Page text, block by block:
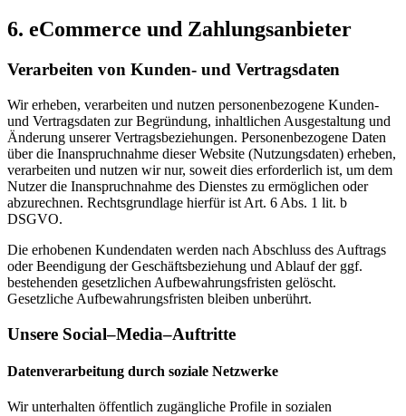
6. eCommerce und Zahlungs­anbieter
Verarbeiten von Kunden- und Vertragsdaten
Wir erheben, verarbeiten und nutzen personenbezogene Kunden-
und Vertragsdaten zur Begründung, inhaltlichen Ausgestaltung und
Änderung unserer Vertragsbeziehungen. Personenbezogene Daten
über die Inanspruchnahme dieser Website (Nutzungsdaten) erheben,
verarbeiten und nutzen wir nur, soweit dies erforderlich ist, um dem
Nutzer die Inanspruchnahme des Dienstes zu ermöglichen oder
abzurechnen. Rechtsgrundlage hierfür ist Art. 6 Abs. 1 lit. b
DSGVO.
Die erhobenen Kundendaten werden nach Abschluss des Auftrags
oder Beendigung der Geschäftsbeziehung und Ablauf der ggf.
bestehenden gesetzlichen Aufbewahrungsfristen gelöscht.
Gesetzliche Aufbewahrungsfristen bleiben unberührt.
Unsere Social–Media–Auftritte
Datenverarbeitung durch soziale Netzwerke
Wir unterhalten öffentlich zugängliche Profile in sozialen